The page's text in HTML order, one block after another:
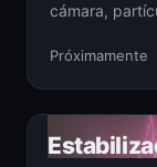
cámara,
Próximamente